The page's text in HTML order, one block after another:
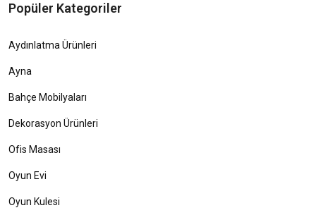
Popüler Kategoriler
Aydınlatma Ürünleri
Ayna
Bahçe Mobilyaları
Dekorasyon Ürünleri
Ofis Masası
Oyun Evi
Oyun Kulesi